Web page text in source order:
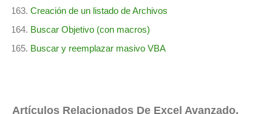
Creación de un listado de Archivos
Buscar Objetivo (con macros)
Buscar y reemplazar masivo VBA
Artículos Relacionados De Excel Avanzado,